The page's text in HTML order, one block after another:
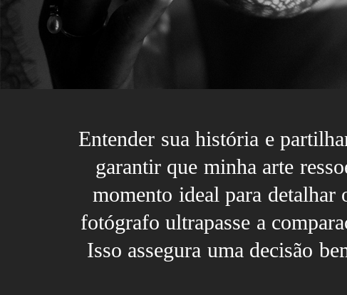
Entender sua história e
garantir que minha arte
momento ideal para detalhar
fotógrafo ultrapasse a
Isso assegura uma decisão